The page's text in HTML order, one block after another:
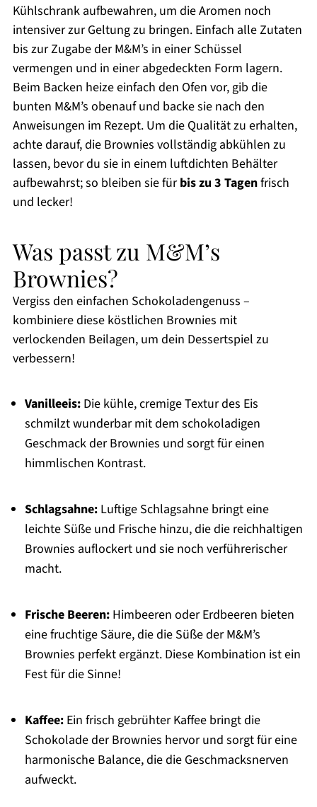
Kühlschrank aufbewahren, um die Aromen noch
intensiver zur Geltung zu bringen. Einfach alle Zutaten
bis zur Zugabe der M&M’s in einer Schüssel
vermengen und in einer abgedeckten Form lagern.
Beim Backen heize einfach den Ofen vor, gib die
bunten M&M’s obenauf und backe sie nach den
Anweisungen im Rezept. Um die Qualität zu erhalten,
achte darauf, die Brownies vollständig abkühlen zu
lassen, bevor du sie in einem luftdichten Behälter
aufbewahrst; so bleiben sie fürbis zu 3 Tagenfrisch
und lecker!
Was passt zu M&M’s
Brownies?
Vergiss den einfachen Schokoladengenuss –
kombiniere diese köstlichen Brownies mit
verlockenden Beilagen, um dein Dessertspiel zu
verbessern!
Vanilleeis:Die kühle, cremige Textur des Eis
schmilzt wunderbar mit dem schokoladigen
Geschmack der Brownies und sorgt für einen
himmlischen Kontrast.
Schlagsahne:Luftige Schlagsahne bringt eine
leichte Süße und Frische hinzu, die die reichhaltigen
Brownies auflockert und sie noch verführerischer
macht.
Frische Beeren:Himbeeren oder Erdbeeren bieten
eine fruchtige Säure, die die Süße der M&M’s
Brownies perfekt ergänzt. Diese Kombination ist ein
Fest für die Sinne!
Kaffee:Ein frisch gebrühter Kaffee bringt die
Schokolade der Brownies hervor und sorgt für eine
harmonische Balance, die die Geschmacksnerven
aufweckt.